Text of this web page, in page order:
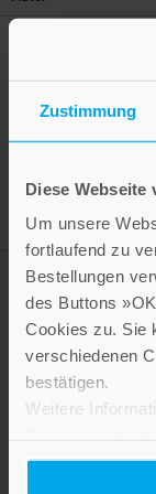
Zustimmung
Diese Webseite
Um unsere
fortlaufend zu
Bestellungen
des Buttons
Cookies zu. Sie
verschiedenen
bestätigen.
Weitere